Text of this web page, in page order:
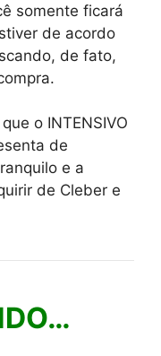
somente ficará
de acordo
de fato,
o INTENSIVO
de
e a
de Cleber e